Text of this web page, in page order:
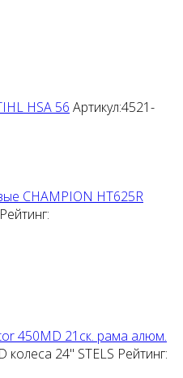
HSA 56 Артикул:4521-
CHAMPION HT625R
Рейтинг:
450MD 21ск. рама алюм.
колеса 24" STELS Рейтинг: